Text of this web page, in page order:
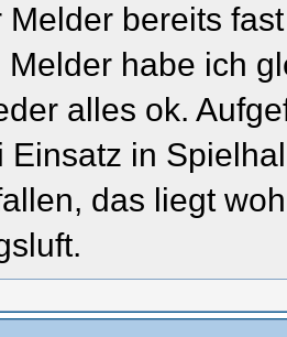
Melder bereits
Melder habe ich
alles ok.
Einsatz in
das liegt